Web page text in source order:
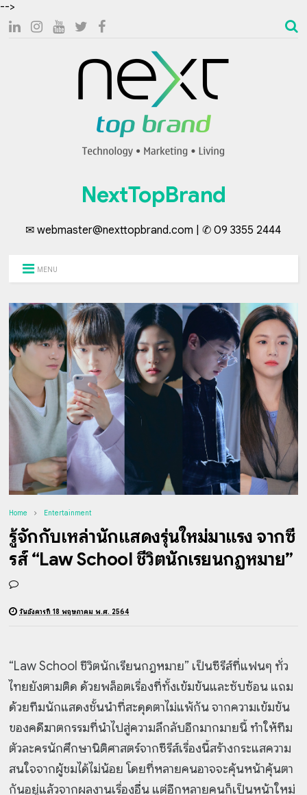
-->
NextTopBrand
✉ webmaster@nexttopbrand.com | ✆ 09 3355 2444
MENU
Home Entertainment
รู้จักกับเหล่านักแสดงรุ่นใหม่มาแรง จากซี
รีส์ “Law School ชีวิตนักเรียนกฎหมาย”
วันอังคารที่ 18 พฤษภาคม พ.ศ. 2564
“Law School ชีวิตนักเรียนกฎหมาย” เป็นซีรีส์ที่แฟนๆ ทั่ว
ไทยยังตามติด ด้วยพล็อตเรื่องที่ทั้งเข้มข้นและซับซ้อน แถม
ด้วยทีมนักแสดงชั้นนำที่สะดุดตาไม่แพ้กัน จากความเข้มข้น
ของคดีฆาตกรรมที่นำไปสู่ความลึกลับอีกมากมายนี้ ทำให้ทีม
ตัวละครนักศึกษานิติศาสตร์จากซีรีส์เรื่องนี้สร้างกระแสความ
สนใจจากผู้ชมได้ไม่น้อย โดยที่หลายคนอาจจะคุ้นหน้าคุ้นตา
กันอยู่แล้วจากผลงานเรื่องอื่น แต่อีกหลายคนก็เป็นหน้าใหม่